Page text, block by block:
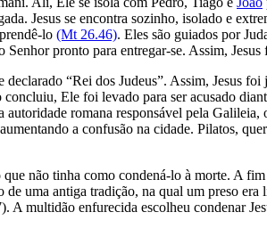
Jesus se encontra sozinho, isolado e
lo (Mt 26.46). Eles são guiados por
pronto para entregar-se. Assim,
“Rei dos Judeus”. Assim, Jesus
Ele foi levado para ser acusado
romana responsável pela Galileia,
a confusão na cidade. Pilatos,
não tinha como condená-lo à morte. A
uma antiga tradição, na qual um preso era
A multidão enfurecida escolheu condenar